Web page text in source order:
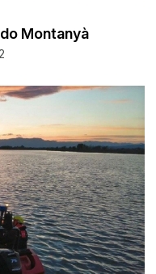
Montanyà